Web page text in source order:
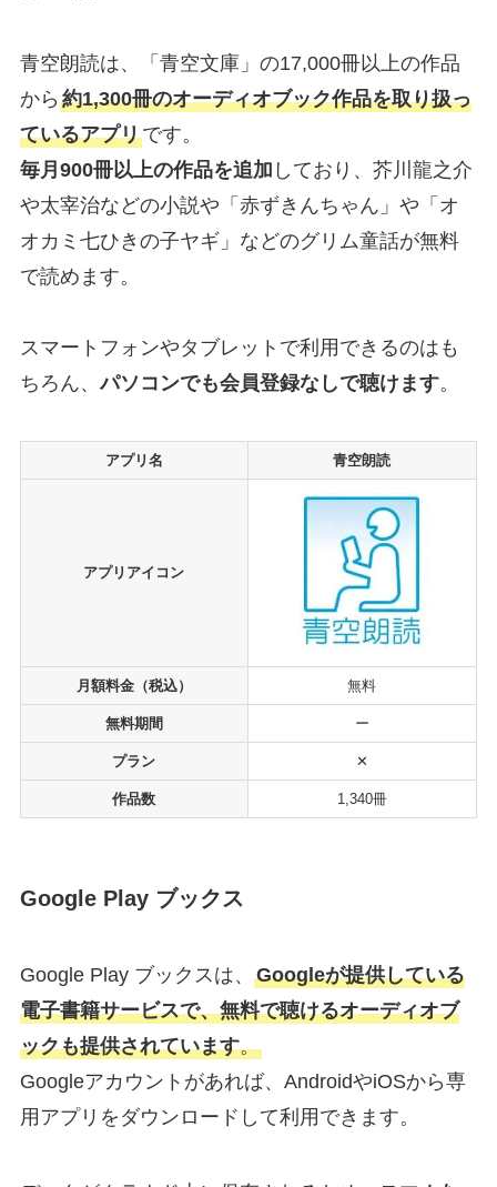
青空朗読は、「青空文庫」の17,000冊以上の作品
から 約1,300冊のオーディオブック作品を取り扱っ
ているアプリです。
毎月900冊以上の作品を追加 しており、芥川龍之介
や太宰治などの小説や「赤ずきんちゃん」や「オ
オカミ七ひきの子ヤギ」などのグリム童話が無料
で読めます。
スマートフォンやタブレットで利用できるのはも
ちろん、パソコンでも会員登録なしで聴けます。
アプリ名 青空朗読
アプリアイコン
月額料金（税込） 無料
無料期間 ー
プラン ✕
作品数 1,340冊
Google Play ブックス
Google Play ブックスは、 Googleが提供している
電子書籍サービスで、無料で聴けるオーディオブ
ックも提供されています。
Googleアカウントがあれば、AndroidやiOSから専
用アプリをダウンロードして利用できます。